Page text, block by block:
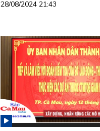
28/08/2024 21:43